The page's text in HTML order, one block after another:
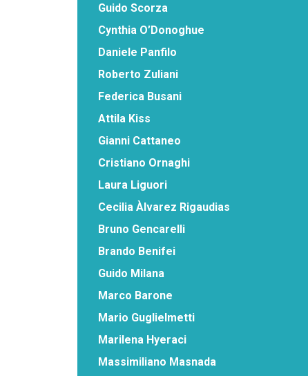
Guido Scorza
Cynthia O’Donoghue
Daniele Panfilo
Roberto Zuliani
Federica Busani
Attila Kiss
Gianni Cattaneo
Cristiano Ornaghi
Laura Liguori
Cecilia Àlvarez Rigaudias
Bruno Gencarelli
Brando Benifei
Guido Milana
Marco Barone
Mario Guglielmetti
Marilena Hyeraci
Massimiliano Masnada